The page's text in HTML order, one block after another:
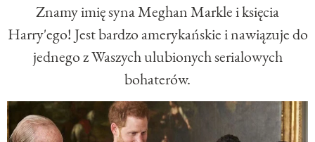
Znamy imię syna Meghan Markle i księcia
Harry'ego! Jest bardzo amerykańskie i nawiązuje do
jednego z Waszych ulubionych serialowych
bohaterów.